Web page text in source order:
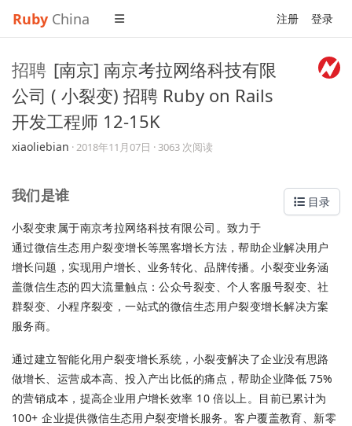
Ruby China 注册 登录
招聘 [南京] 南京考拉网络科技有限
公司 ( 小裂变) 招聘 Ruby on Rails
开发工程师 12-15K
xiaoliebian ·2018年11月07日 · 3063 次阅读
目录
我们是谁
小裂变隶属于南京考拉网络科技有限公司。致力于
通过微信生态用户裂变增长等黑客增长方法，帮助企业解决用户
增长问题，实现用户增长、业务转化、品牌传播。小裂变业务涵
盖微信生态的四大流量触点：公众号裂变、个人客服号裂变、社
群裂变、小程序裂变，一站式的微信生态用户裂变增长解决方案
服务商。
通过建立智能化用户裂变增长系统，小裂变解决了企业没有思路
做增长、运营成本高、投入产出比低的痛点，帮助企业降低 75%
的营销成本，提高企业用户增长效率 10 倍以上。目前已累计为
100+ 企业提供微信生态用户裂变增长服务。客户覆盖教育、新零